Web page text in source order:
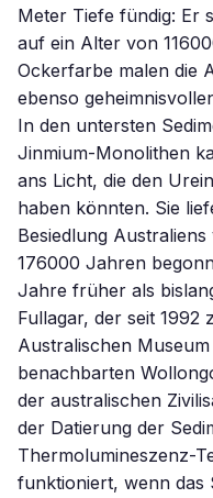
Meter Tiefe fündig: Er
auf ein Alter von
Ockerfarbe malen die
ebenso
In den untersten
Jinmium-Monolithen
ans Licht, die den
haben könnten. Sie
Besiedlung
176000 Jahren
Jahre früher als
Fullagar, der seit 1992
Australischen
benachbarten
der australischen
der Datierung der
Thermolumineszenz-
funktioniert, wenn das